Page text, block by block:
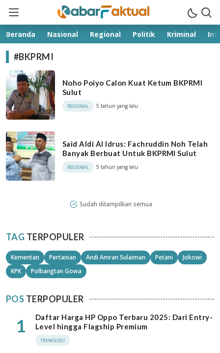
kabarfaktual.com
Terpercaya
Beranda Nasional Regional Politik Kriminal
#BKPRMI
Noho Poiyo Calon Kuat Ketum BKPRMI
Sulut
REGIONAL 5 tahun yang lalu
Said Aldi Al Idrus: Fachruddin Noh Telah
Banyak Berbuat Untuk BKPRMI Sulut
REGIONAL 5 tahun yang lalu
Sudah ditampilkan semua
TAG TERPOPULER
Kementan Pertanian Andi Amran Sulaiman Petani
Jokowi
KPK
Polbangtan Gowa
POS TERPOPULER
1
Daftar Harga HP Oppo Terbaru 2025: Dari Entry-
Level hingga Flagship Premium
TEKNOLOGI